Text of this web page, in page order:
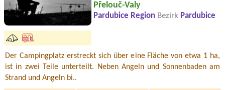
Přelouč-Valy
Pardubice Region Bezirk Pardubice
Der Campingplatz erstreckt sich über eine Fläche von etwa 1 ha,
ist in zwei Teile unterteilt. Neben Angeln und Sonnenbaden am
Strand und Angeln bi..